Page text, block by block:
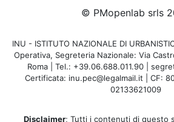
© PMopenlab srls
INU - ISTITUTO NAZIONALE DI
Operativa, Segreteria Nazionale: Via
Roma | Tel.: +39.06.688.011.90 |
Certificata: inu.pec@legalmail.it | CF:
02133621009
Disclaimer; Tutti i contenuti di questo